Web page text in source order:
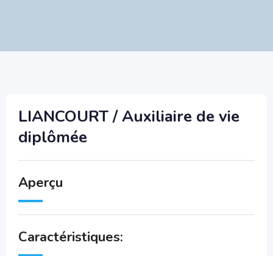
LIANCOURT / Auxiliaire de vie
diplômée
Aperçu
Caractéristiques: